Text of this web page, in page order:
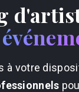
à votre